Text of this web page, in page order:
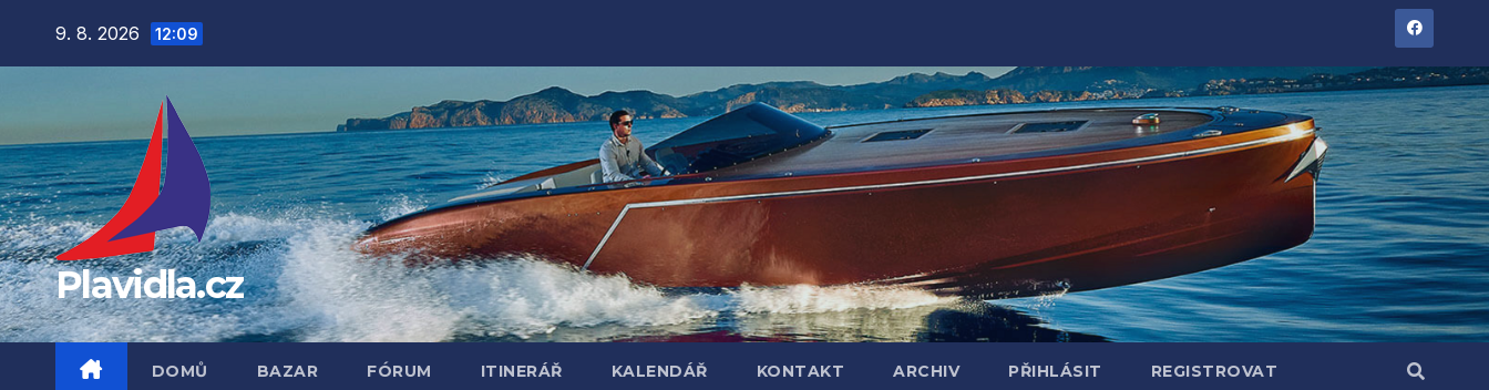
9. 8. 2026 12:09
Plavidla.cz
DOMŮ BAZAR FÓRUM ITINERÁŘ KALENDÁŘ KONTAKT ARCHIV PŘIHLÁSIT REGISTROVAT